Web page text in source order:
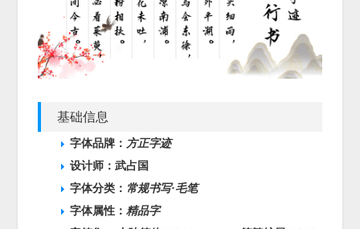
基础信息
字体品牌： 方正字迹
设计师：武占国
字体分类： 常规书写·毛笔
字体属性：精品字